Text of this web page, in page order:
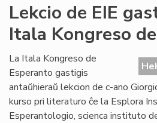
Lekcio de EIE
Itala Kongreso
La Itala Kongreso de
Esperanto gastigis
antaŭhieraŭ lekcion de c-ano
kurso pri literaturo ĉe la Esplora
Esperantologio, scienca instituto